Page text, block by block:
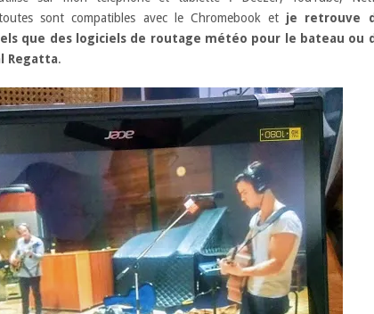
sont compatibles avec le Chromebook et je retrouve
que des logiciels de routage météo pour le bateau ou
Regatta.